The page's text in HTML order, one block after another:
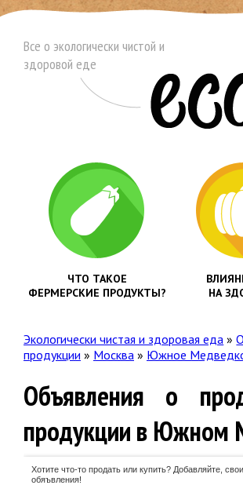
Все о экологически чистой и
здоровой еде
ЧТО ТАКОЕ
ФЕРМЕРСКИЕ ПРОДУКТЫ?
НА
Экологически чистая и здоровая еда »
продукции » Москва » Южное
Объявления о
продукции в Южном
Хотите что-то продать или купить? Добавляйте, свои
обяъвления!